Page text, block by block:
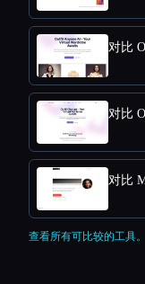
查看所有可比较的工具。